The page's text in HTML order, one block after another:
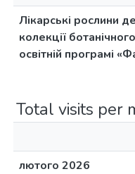
Лікарські рослини
колекції
освітній програмі
Total visits per
лютого 2026